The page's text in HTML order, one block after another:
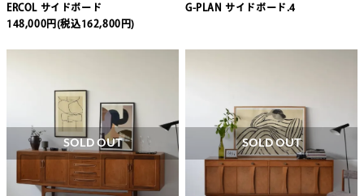
ERCOL サイドボード
148,000円(税込162,800円)
G-PLAN サイドボード.4
SOLD OUT SOLD OUT